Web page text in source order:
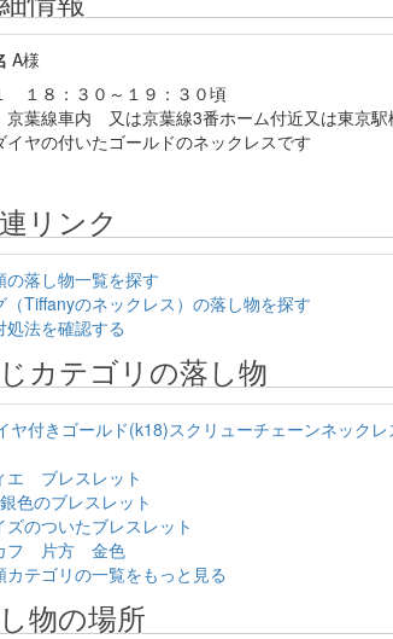
A様
１８：３０～１９：３０頃
葉線車内 又は京葉線3番ホーム付近又は東京駅
イヤの付いたゴールドのネックレスです
リンク
の落し物一覧を探す
（Tiffanyのネックレス）の落し物を探す
処法を確認する
カテゴリの落し物
ヤ付きゴールド(k18)スクリューチェーンネックレ
エ ブレスレット
色のブレスレット
ズのついたブレスレット
フ 片方 金色
カテゴリの一覧をもっと見る
物の場所